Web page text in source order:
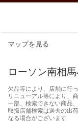
マップを見る
ローソン南相
欠品等により、店舗に行
リニューアル等により、
一部、検索できない商品
取扱店舗検索は過去の出
なる場合がございます